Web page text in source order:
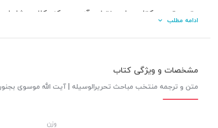
متن و ترجمه کتاب های منتخب آزمون مرکز وکلا و مشاوران
کتاب القضاء
کتاب الشهادات
کتاب الایمان
ادامه مطلب
مشخصات و ویژگی کتاب
متن و ترجمه منتخب مباحث تحریرالوسیله | آیت الله موسوی
وزن